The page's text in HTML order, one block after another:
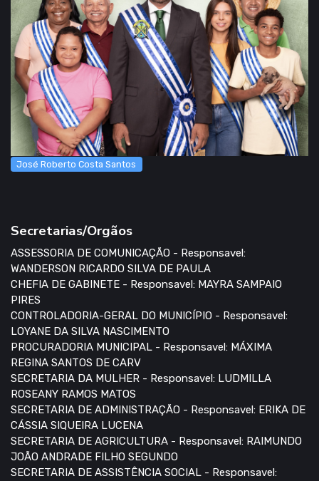
José Roberto Costa Santos
Secretarias/Orgãos
ASSESSORIA DE COMUNICAÇÃO - Responsavel:
WANDERSON RICARDO SILVA DE PAULA
CHEFIA DE GABINETE - Responsavel: MAYRA SAMPAIO
PIRES
CONTROLADORIA-GERAL DO MUNICÍPIO - Responsavel:
LOYANE DA SILVA NASCIMENTO
PROCURADORIA MUNICIPAL - Responsavel: MÁXIMA
REGINA SANTOS DE CARV
SECRETARIA DA MULHER - Responsavel: LUDMILLA
ROSEANY RAMOS MATOS
SECRETARIA DE ADMINISTRAÇÃO - Responsavel: ERIKA DE
CÁSSIA SIQUEIRA LUCENA
SECRETARIA DE AGRICULTURA - Responsavel: RAIMUNDO
JOÃO ANDRADE FILHO SEGUNDO
SECRETARIA DE ASSISTÊNCIA SOCIAL - Responsavel: